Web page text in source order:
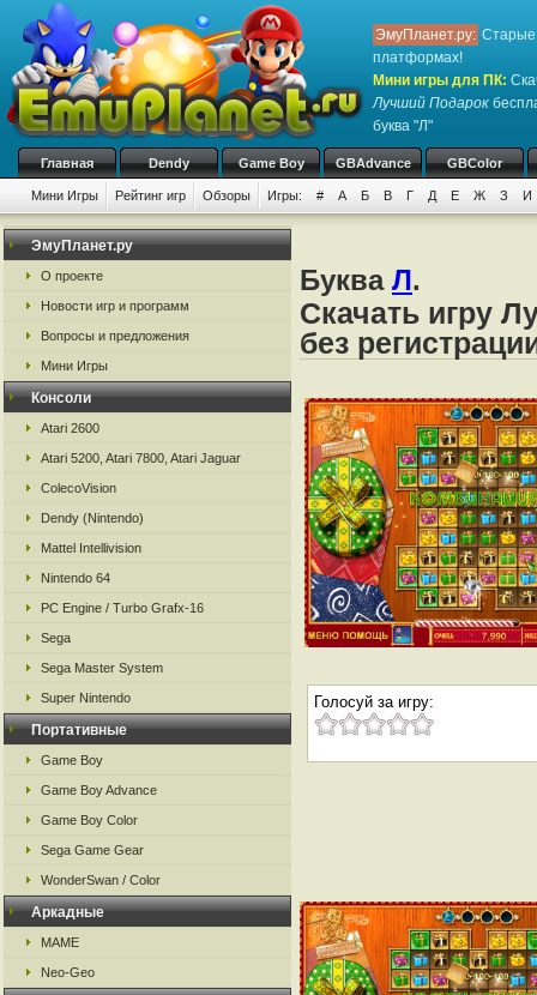
ЭмуПланет.ру: Старые
платформах!
Мини игры для ПК:
Лучший Подарок
буква "Л"
Главная Dendy Game Boy GBAdvance GBColor
Мини Игры Рейтинг игр Обзоры Игры: # А Б В Г Д Е Ж З И
ЭмуПланет.ру
О проекте
Новости игр и программ
Вопросы и предложения
Мини Игры
Консоли
Atari 2600
Atari 5200, Atari 7800, Atari Jaguar
ColecoVision
Dendy (Nintendo)
Mattel Intellivision
Nintendo 64
PC Engine / Turbo Grafx-16
Sega
Sega Master System
Super Nintendo
Портативные
Game Boy
Game Boy Advance
Game Boy Color
Sega Game Gear
WonderSwan / Color
Аркадные
MAME
Neo-Geo
Буква Л.
Скачать игру
без
Голосуй за игру: